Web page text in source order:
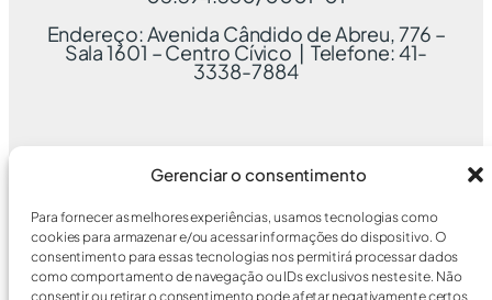
Gerenciar o consentimento
Para fornecer as melhores experiências, usamos tecnologias como
cookies para armazenar e/ou acessar informações do dispositivo. O
consentimento para essas tecnologias nos permitirá processar dados
como comportamento de navegação ou IDs exclusivos neste site. Não
consentir ou retirar o consentimento pode afetar negativamente certos
Endereço: Avenida Cândido de Abreu, 776 –
Sala 1601 – Centro Cívico | Telefone: 41-
3338-7884